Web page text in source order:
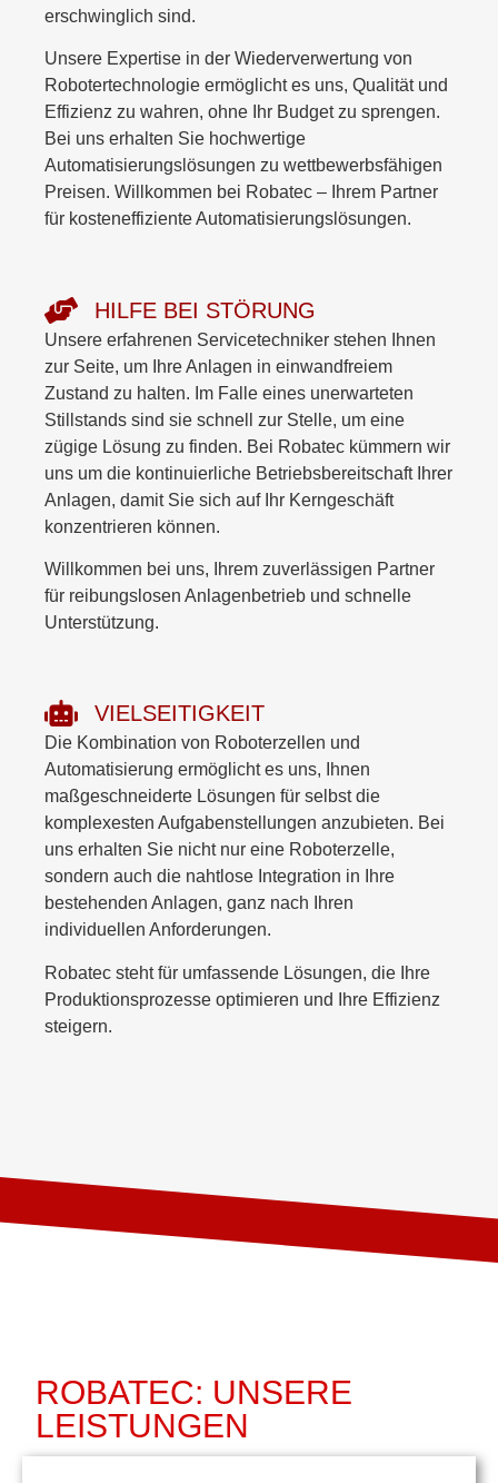
erschwinglich sind.
Unsere Expertise in der Wiederverwertung von
Robotertechnologie ermöglicht es uns, Qualität und
Effizienz zu wahren, ohne Ihr Budget zu sprengen.
Bei uns erhalten Sie hochwertige
Automatisierungslösungen zu wettbewerbsfähigen
Preisen. Willkommen bei Robatec – Ihrem Partner
für kosteneffiziente Automatisierungslösungen.
HILFE BEI STÖRUNG
Unsere erfahrenen Servicetechniker stehen Ihnen
zur Seite, um Ihre Anlagen in einwandfreiem
Zustand zu halten. Im Falle eines unerwarteten
Stillstands sind sie schnell zur Stelle, um eine
zügige Lösung zu finden. Bei Robatec kümmern wir
uns um die kontinuierliche Betriebsbereitschaft Ihrer
Anlagen, damit Sie sich auf Ihr Kerngeschäft
konzentrieren können.
Willkommen bei uns, Ihrem zuverlässigen Partner
für reibungslosen Anlagenbetrieb und schnelle
Unterstützung.
VIELSEITIGKEIT
Die Kombination von Roboterzellen und
Automatisierung ermöglicht es uns, Ihnen
maßgeschneiderte Lösungen für selbst die
komplexesten Aufgabenstellungen anzubieten. Bei
uns erhalten Sie nicht nur eine Roboterzelle,
sondern auch die nahtlose Integration in Ihre
bestehenden Anlagen, ganz nach Ihren
individuellen Anforderungen.
Robatec steht für umfassende Lösungen, die Ihre
Produktionsprozesse optimieren und Ihre Effizienz
steigern.
ROBATEC: UNSERE
LEISTUNGEN